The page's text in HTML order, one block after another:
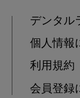
デンタル
個人情報
利用規約
会員登録